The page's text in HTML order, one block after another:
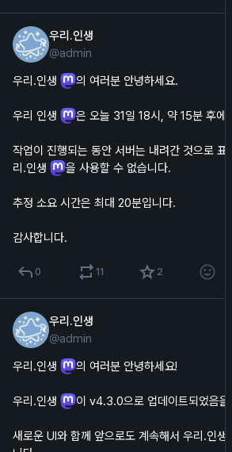
우리.인생
@admin
우리.인생
의 여러분 안녕하세요.
우리 인생 은 오늘 31일 18시, 약 15분 후에
작업이 진행되는 동안 서버는 내려간 것으로 표
리.인생
을 사용할 수 없습니다.
추정 소요 시간은 최대 20분입니다.
감사합니다.
0 11 2
우리.인생
@admin
우리.인생
의 여러분 안녕하세요!
우리.인생 이 v4.3.0으로 업데이트되었음을
새로운 UI와 함께 앞으로도 계속해서 우리.인생